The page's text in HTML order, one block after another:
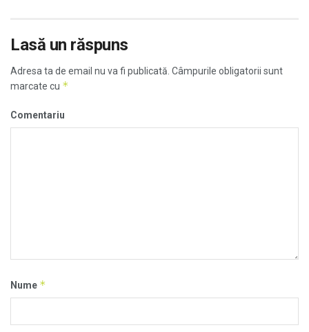
Lasă un răspuns
Adresa ta de email nu va fi publicată. Câmpurile obligatorii sunt
marcate cu *
Comentariu
Nume *